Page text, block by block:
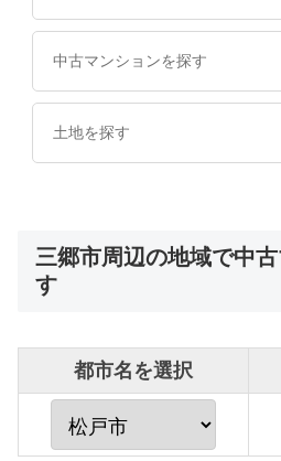
中古マンションを探す
土地を探す
三郷市周辺の地域で中
す
都市名を選択